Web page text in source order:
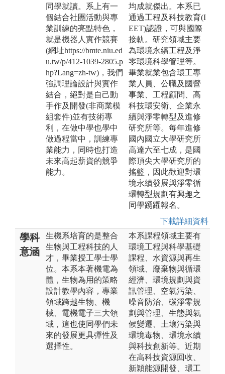
同學就讀。系上有一
個結合社團活動與專
業訓練的亮點特色，
就是機器人實作競賽
(網址https://bmte.niu.ed
u.tw/p/412-1039-2805.p
hp?Lang=zh-tw)，我們
強調理論設計與實作
結合，絕對是自己動
手作及開發(非商業模
組套件)並有技術專
利，在做中學也學中
做過程當中，訓練專
業能力，同時也打造
未來高起薪資的競爭
能力。
均成就傑出。本系已
通過工程及科技教育(I
EET)認證，可與國際
接軌。研究領域主要
為環境永續工程及淨
零環境科學管理等。
畢業就業包含環工專
業人員、公職及國營
事業、工程顧問、高
科技環安衛、企業永
續與淨零轉型及進修
研究所等。每年進修
國內國立大學研究所
高達六至七成，是國
際頂尖大學研究所的
搖籃，因此歡迎對環
境永續發展與淨零循
環轉型規劃有興趣之
同學踴躍報名。
下載詳細資料
學科
意涵
生機系培育的是整合
生物與工程科技的人
才，畢業授工學士學
位。本系本著機電為
體，生物為用的策略
設計教學內容，專業
領域跨越生物、機
械、電機電子三大領
域，這也使同學們未
來的發展更具彈性及
選擇性。
本系課程領域主要有
環境工程與科學基礎
課程、水資源與再生
領域、廢棄物與循環
經濟、環境規劃與資
訊管理、空氣污染、
噪音防治、碳淨零規
劃與管理、生態與氣
候變遷、土壤污染與
環境毒物、環境永續
與科技創新等。近期
在高科技資源回收、
新穎能源開發、環工